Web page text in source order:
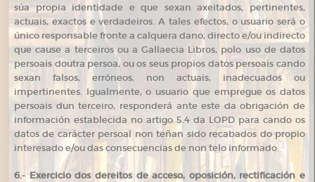
súa propia identidade e que sexan axeitados, pertinentes,
actuais, exactos e verdadeiros. A tales efectos, o usuario será o
único responsable fronte a calquera dano, directo e/ou indirecto
que cause a terceiros ou a Gallaecia Libros, polo uso de datos
persoais doutra persoa, ou os seus propios datos persoais cando
sexan falsos, erróneos, non actuais, inadecuados ou
impertinentes. Igualmente, o usuario que empregue os datos
persoais dun terceiro, responderá ante este da obrigación de
información establecida no artigo 5.4 da LOPD para cando os
datos de carácter persoal non teñan sido recabados do propio
interesado e/ou das consecuencias de non telo informado.
6.- Exercicio dos dereitos de acceso, oposición, rectificación e